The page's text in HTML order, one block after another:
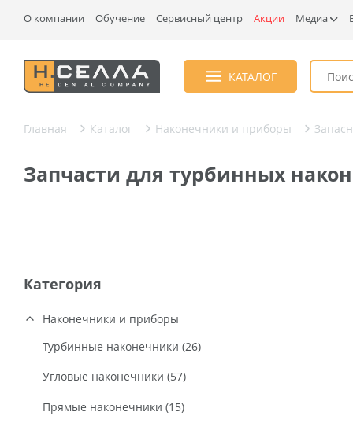
О компании Обучение Сервисный центр Акции Медиа
КАТАЛОГ
Главная Каталог Наконечники и приборы
Запчасти для турбинных
Категория
Наконечники и приборы
Турбинные наконечники (26)
Угловые наконечники (57)
Прямые наконечники (15)